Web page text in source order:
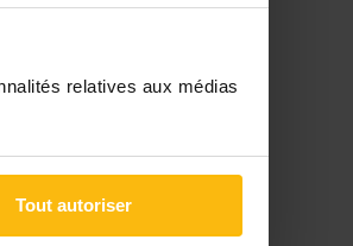
relatives aux médias
Tout autoriser